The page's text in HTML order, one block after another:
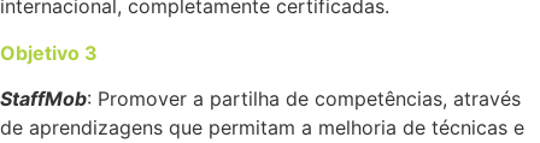
internacional, completamente certificadas.
Objetivo 3
StaffMob: Promover a partilha de competências, através
de aprendizagens que permitam a melhoria de técnicas e